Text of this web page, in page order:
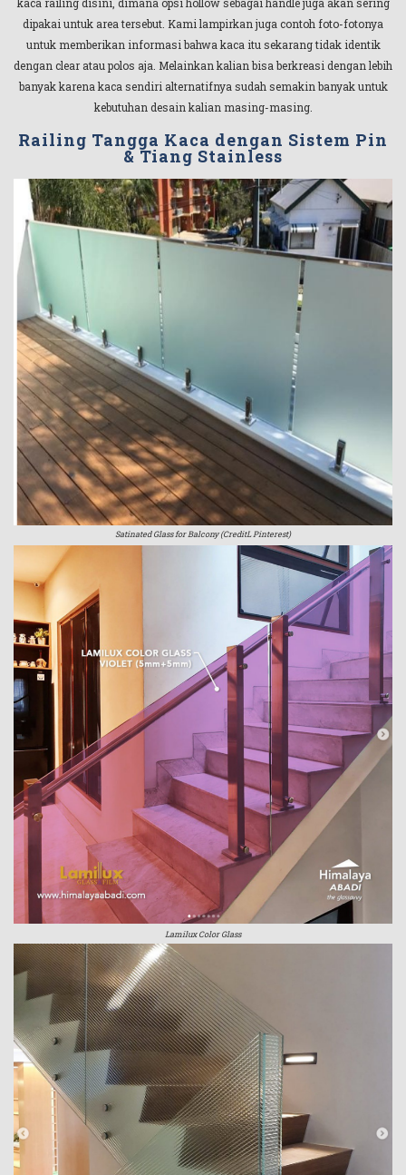
kaca railing disini, dimana opsi hollow sebagai handle juga akan sering
dipakai untuk area tersebut. Kami lampirkan juga contoh foto-fotonya
untuk memberikan informasi bahwa kaca itu sekarang tidak identik
dengan clear atau polos aja. Melainkan kalian bisa berkreasi dengan lebih
banyak karena kaca sendiri alternatifnya sudah semakin banyak untuk
kebutuhan desain kalian masing-masing.
Railing Tangga Kaca dengan Sistem Pin
& Tiang Stainless
Satinated Glass for Balcony (CreditL Pinterest)
Lamilux Color Glass